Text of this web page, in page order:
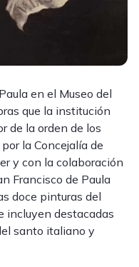
en el Museo del
que la institución
de la orden de los
la Concejalía de
y con la colaboración
Francisco de Paula
doce pinturas del
incluyen destacadas
santo italiano y